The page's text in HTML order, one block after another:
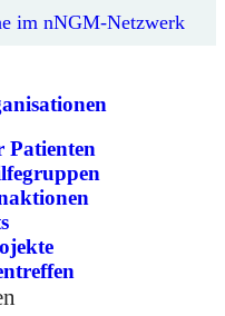
im nNGM-Netzwerk
Patienten